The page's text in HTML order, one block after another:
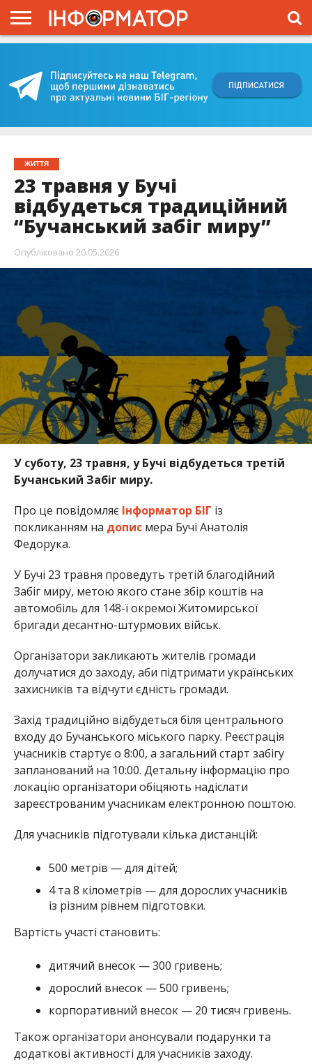
ПРОЄКТ
ЖИТТЯ
23 травня у Бучі
відбудеться традиційний
“Бучанський забіг миру”
Опубліковано 20.05.2026
У суботу, 23 травня, у Бучі відбудеться третій
Бучанський Забіг миру.
Про це повідомляє Інформатор БІГ із
покликанням на допис мера Бучі Анатолія
Федорука.
У Бучі 23 травня проведуть третій благодійний
Забіг миру, метою якого стане збір коштів на
автомобіль для 148-ї окремої Житомирської
бригади десантно-штурмових військ.
Організатори закликають жителів громади
долучатися до заходу, аби підтримати українських
захисників та відчути єдність громади.
Захід традиційно відбудеться біля центрального
входу до Бучанського міського парку. Реєстрація
учасників стартує о 8:00, а загальний старт забігу
запланований на 10:00. Детальну інформацію про
локацію організатори обіцяють надіслати
зареєстрованим учасникам електронною поштою.
Для учасників підготували кілька дистанцій:
500 метрів — для дітей;
4 та 8 кілометрів — для дорослих учасників
із різним рівнем підготовки.
Вартість участі становить:
дитячий внесок — 300 гривень;
дорослий внесок — 500 гривень;
корпоративний внесок — 20 тисяч гривень.
Також організатори анонсували подарунки та
додаткові активності для учасників заходу.